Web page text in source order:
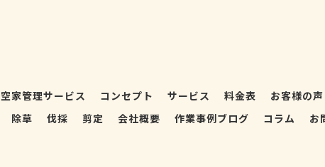
空家管理サービス コンセプト サービス 料金表 お客様の声
除草
伐採 剪定 会社概要 作業事例ブログ コラム お